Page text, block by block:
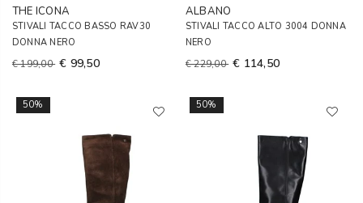
THE ICONA
STIVALI TACCO BASSO RAV30
DONNA NERO
€ 199,00 € 99,50
ALBANO
STIVALI TACCO ALTO 3004 DONNA
NERO
€ 229,00 € 114,50
50% 50%